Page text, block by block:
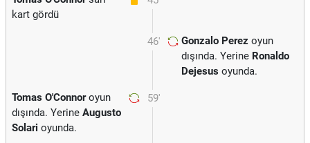
kart gördü
46' Gonzalo Perez oyun
dışında. Yerine Ronaldo
Dejesus oyunda.
59'
Tomas O'Connoroyun
dışında. Yerine Augusto
Solari oyunda.